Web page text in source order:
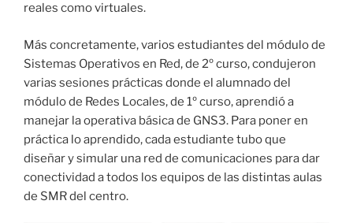
reales como virtuales.
Más concretamente, varios estudiantes del módulo de
Sistemas Operativos en Red, de 2º curso, condujeron
varias sesiones prácticas donde el alumnado del
módulo de Redes Locales, de 1º curso, aprendió a
manejar la operativa básica de GNS3. Para poner en
práctica lo aprendido, cada estudiante tubo que
diseñar y simular una red de comunicaciones para dar
conectividad a todos los equipos de las distintas aulas
de SMR del centro.